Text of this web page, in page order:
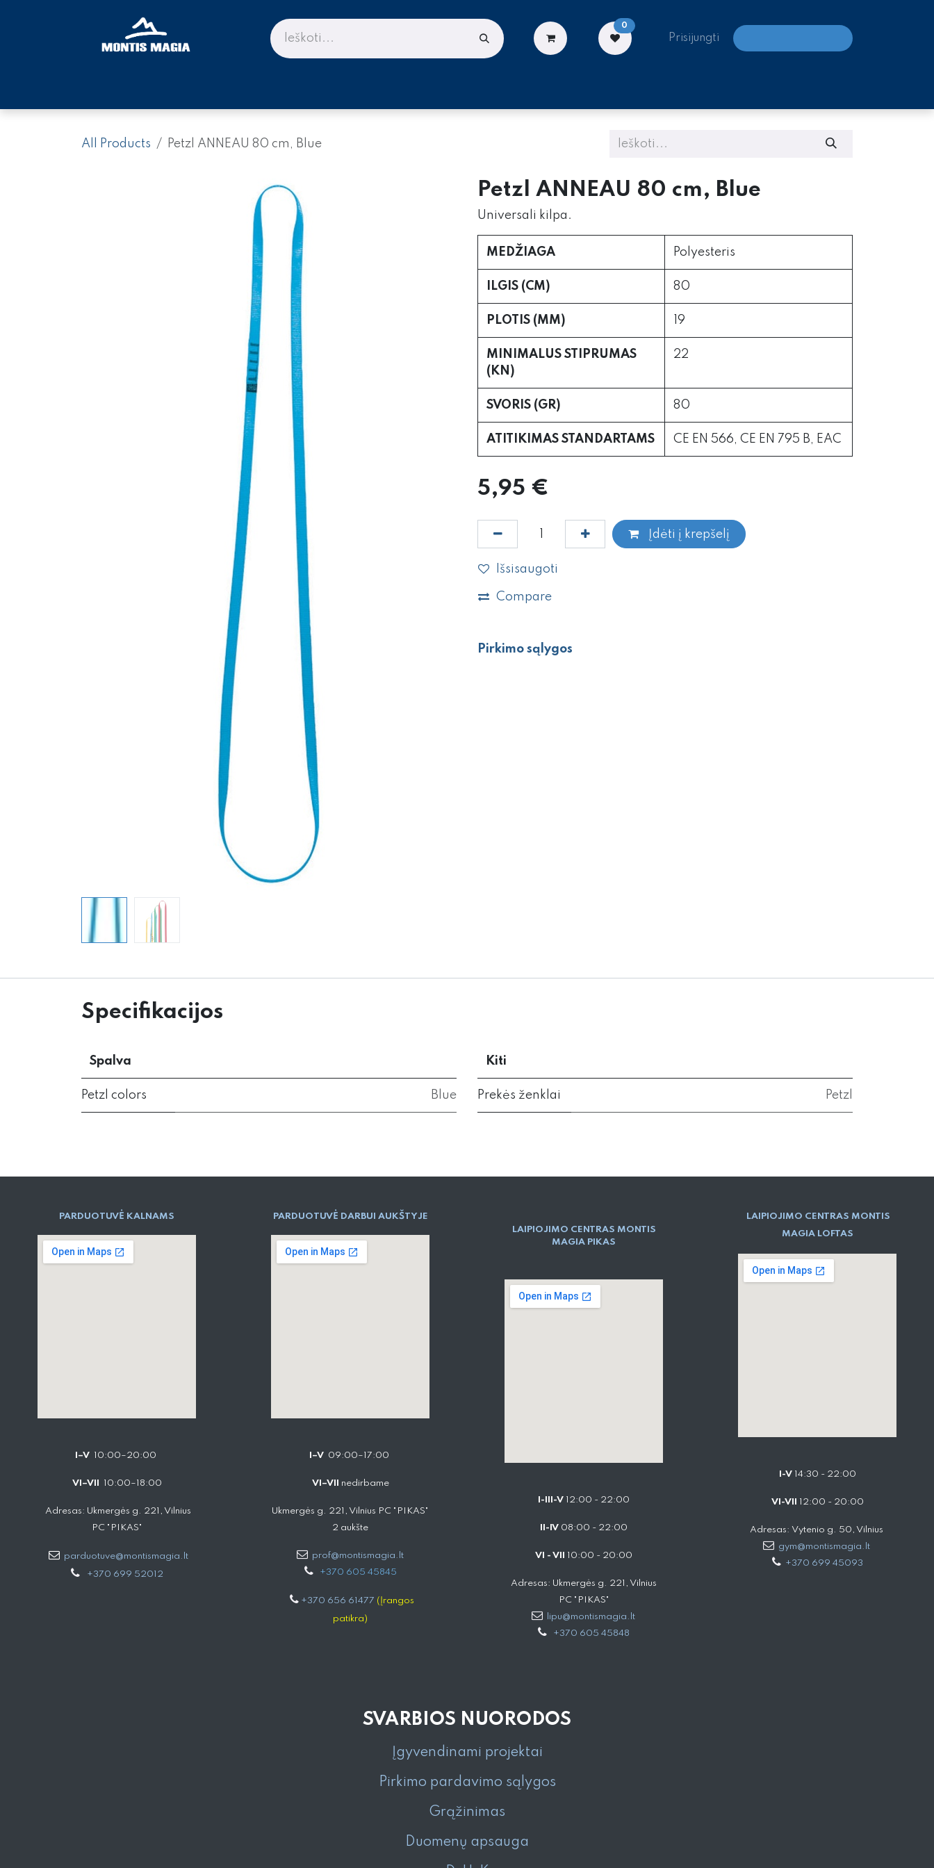
0
Prisijungti
All Products Petzl ANNEAU 80 cm, Blue
Petzl ANNEAU 80 cm, Blue
Universali kilpa.
MEDŽIAGA Polyesteris
ILGIS (CM) 80
PLOTIS (MM) 19
MINIMALUS STIPRUMAS
(KN)
22
SVORIS (GR) 80
ATITIKIMAS STANDARTAMS CE EN 566, CE EN 795 B, EAC
5,95 €
Įdėti į krepšelį
Išsisaugoti
Compare
Pirkimo sąlygos
Specifikacijos
Spalva
Petzl colors Blue
Kiti
Prekės ženklai Petzl
PARD​UOTUVĖ​ KALNAMS
I–V 10:00–20:00
VI–VII 10:00–18:00
Adresas: Ukmergės g. 221, Vilnius
PC "PIKAS"
parduotuve@montismagia.lt
+370 699 52012
PARDUOTUVĖ DARBUI AUKŠTYJE
I–V 09:00–17:00
VI–VII nedirbame
Ukmergės g. 221, Vilnius PC "PIKAS"
2 aukšte
prof@montismagia.lt
+370 605 4584​5
+370 656 61477 (Įrangos
patikra)
LAIPIOJIMO CENTRAS MONTIS
MAGIA PIKAS
I-III-V 12:00 - 22:00
II-IV 08:00 - 22:00
VI - VII 10:00 - 20:00
Adresas: Ukmergės g. 221, Vilnius
PC "PIKAS"
lipu@montismagia.lt
+370 605 45848
LAIPIOJIMO CENTRAS MONTIS
MAGIA LOFTAS
I-V14:30 - 22:00
VI-VII 12:00 - 20:00
Adresas: Vytenio g. 50, Vilnius
gym@montismagia.lt
+370 699 45093
SVARBIOS NUORODOS
Įgyvendinami projektai
Pirkimo pardavimo sąlygos
Grąžinimas
Duomenų apsauga